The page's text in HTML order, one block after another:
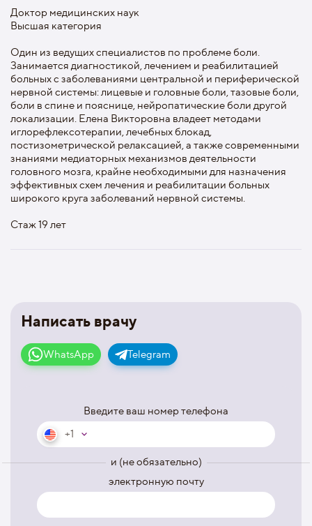
Написать врачу
WhatsApp Telegram
Введите ваш номер телефона
+1
и (не обязательно)
электронную почту
Доктор медицинских наук
Высшая категория
Один из ведущих специалистов по проблеме боли.
Занимается диагностикой, лечением и реабилитацией
больных с заболеваниями центральной и периферической
нервной системы: лицевые и головные боли, тазовые боли,
боли в спине и пояснице, нейропатические боли другой
локализации. Елена Викторовна владеет методами
иглорефлексотерапии, лечебных блокад,
постизометрической релаксацией, а также современными
знаниями медиаторных механизмов деятельности
головного мозга, крайне необходимыми для назначения
эффективных схем лечения и реабилитации больных
широкого круга заболеваний нервной системы.
Стаж 19 лет